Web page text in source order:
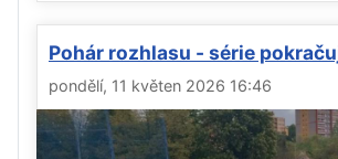
Pohár rozhlasu - série
pondělí, 11 květen 2026 16:46